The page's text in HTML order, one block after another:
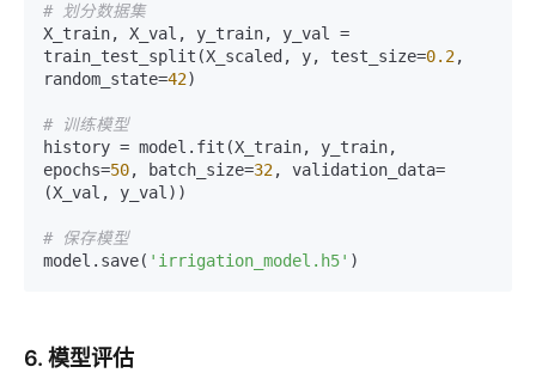
# 划分数据集
X_train, X_val, y_train, y_val =
train_test_split(X_scaled, y, test_size=0.2,
random_state=42)
# 训练模型
history = model.fit(X_train, y_train,
epochs=50, batch_size=32, validation_data=
(X_val, y_val))
# 保存模型
model.save( 'irrigation_model.h5'
6. 模型评估